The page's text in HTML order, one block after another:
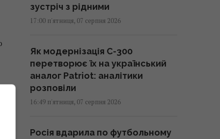
зустріч з рідними
17:00 п'ятниця, 07 серпня 2026
Як модернізація С-300
перетворює їх на український
аналог Patriot: аналітики
розповіли
16:49 п'ятниця, 07 серпня 2026
Росія вдарила по футбольному